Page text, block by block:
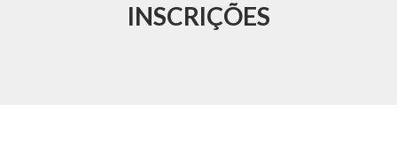
INSCRIÇÕES